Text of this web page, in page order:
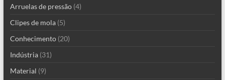
Arruelas de pressão(4)
Clipes de mola(5)
Conhecimento(20)
Indústria(31)
Material (9)